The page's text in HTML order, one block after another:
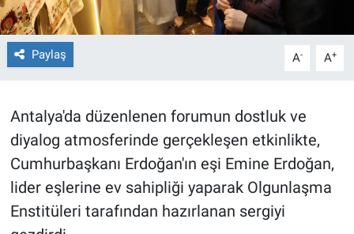
Paylaş A- A+
Antalya'da düzenlenen forumun dostluk ve
diyalog atmosferinde gerçekleşen etkinlikte,
Cumhurbaşkanı Erdoğan'ın eşi Emine Erdoğan,
lider eşlerine ev sahipliği yaparak Olgunlaşma
Enstitüleri tarafından hazırlanan sergiyi
ÇEVRE
HABERDE İNSAN
EĞİTİM
BİLİM VE TEKNOLOJİ
Güvenlik